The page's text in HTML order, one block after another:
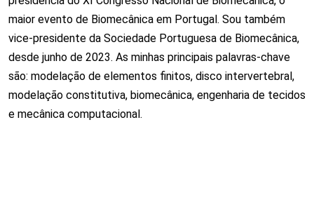
maior evento de Biomecânica em Portugal. Sou também
vice-presidente da Sociedade Portuguesa de Biomecânica,
desde junho de 2023. As minhas principais palavras-chave
são: modelação de elementos finitos, disco intervertebral,
modelação constitutiva, biomecânica, engenharia de tecidos
e mecânica computacional.